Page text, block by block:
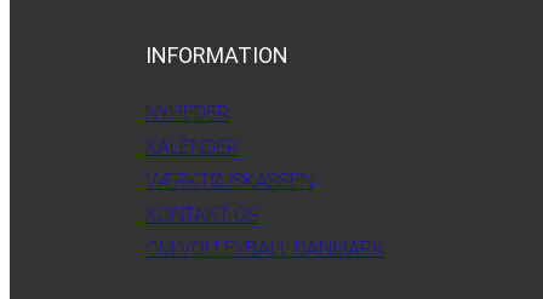
INFORMATION
NYHEDER
KALENDER
VÆRKTØJSKASSEN
KONTAKT OS
OM VOLLEYBALL DANMARK